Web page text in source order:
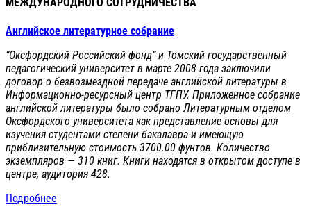
Английское литературное собрание
“Оксфордский Российский фонд” и Томский государственный
педагогический университет в марте 2008 года заключили
договор о безвозмездной передаче английской литературы в
Информационно-ресурсный центр ТГПУ. Приложенное собрание
английской литературы было собрано Литературным отделом
Оксфордского университета как представление основы для
изучения студентами степени бакалавра и имеющую
приблизительную стоимость 3700.00 фунтов. Количество
экземпляров — 310 книг. Книги находятся в открытом доступе в
центре, аудитория 428.
Подробнее